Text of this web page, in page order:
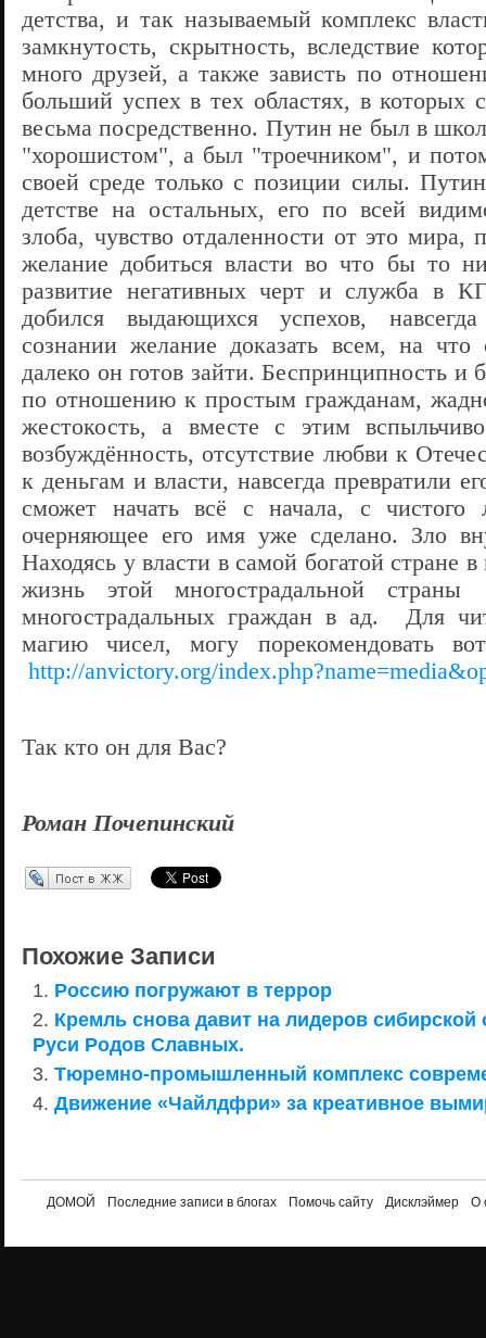
детства, и так называемый комплекс
замкнутость, скрытность, вследствие
много друзей, а также зависть по
больший успех в тех областях, в которых
весьма посредственно. Путин не был в
"хорошистом", а был "троечником", и
своей среде только с позиции силы.
детстве на остальных, его по всей
злоба, чувство отдаленности от это мира,
желание добиться власти во что бы то
развитие негативных черт и служба в
добился выдающихся успехов,
сознании желание доказать всем, на
далеко он готов зайти. Беспринципность и
по отношению к простым гражданам,
жестокость, а вместе с этим
возбуждённость, отсутствие любви к
к деньгам и власти, навсегда превратили
сможет начать всё с начала, с чистого
очерняющее его имя уже сделано. Зло
Находясь у власти в самой богатой стране
жизнь этой многострадальной
многострадальных граждан в ад. Для
магию чисел, могу порекомендовать
http://anvictory.org/
Так кто он для Вас?
Роман Почепинский
Перепост в ЖЖ
Похожие Записи
Россию погружают в террор
Кремль снова давит на лидеров сибирской
Руси Родов Славных.
Тюремно-промышленный комплекс
Движение «Чайлдфри» за креативное
ДОМОЙ Последние записи в блогах Помочь сайту Дисклэймер О